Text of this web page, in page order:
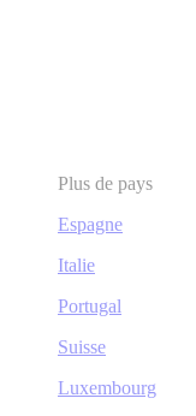
Plus de pays
Espagne
Italie
Portugal
Suisse
Luxembourg